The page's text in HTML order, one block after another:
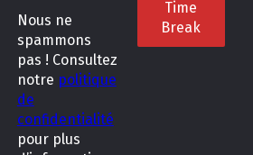
Nous ne
spammons
pas ! Consultez
notre politique
de
confidentialité
pour plus
Conditions